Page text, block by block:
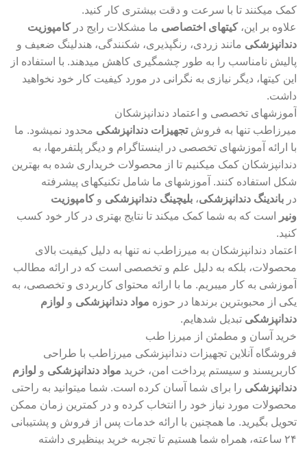
کمک میکنند تا با سرعت و دقت بیشتری کار کنید.
علاوه بر این،کیتهای اختصاصی ما مشکلات رایج درکامپوزیت
دندانپزشکی مانند زردی، رنگپذیری، شکنندگی، هندلینگ ضعیف و
پالیش نامناسب را به طور چشمگیری کاهش میدهند. با استفاده از
این کیتها، دیگر نیازی به نگرانی در مورد کیفیت کار خود نخواهید
داشت.
آموزشهای تخصصی و اعتماد دندانپزشکان
میرزاطب تنها به فروشتجهیزات دندانپزشکی محدود نمیشود. ما
با ارائه آموزشهای تخصصی در اینستاگرام و دیگر پلتفرمها، به
دندانپزشکان کمک میکنیم تا از محصولات خریداری شده به بهترین
شکل استفاده کنند. آموزشهای ما شامل تکنیکهای پیشرفته
در باندینگ دندانپزشکی، بلیچینگ دندانپزشکی وکامپوزیت
ونیر
است که به شما کمک میکند تا نتایج بهتری در کار خود کسب
کنید.
اعتماد دندانپزشکان به میرزاطب نه تنها به دلیل کیفیت بالای
محصولات، بلکه به دلیل علم و تخصصی است که در ارائه مطالب
آموزشی به کار میبریم. ما با ارائه محتوای کاربردی و تخصصی، به
یکی از محبوبترین برندها در حوزه مواد دندانپزشکی و لوازم
دندانپزشکی تبدیل شدهایم.
خرید آسان و مطمئن از میرزا طب
فروشگاه آنلاین تجهیزات دندانپزشکی میرزاطب با طراحی
کاربرپسند و سیستم پرداخت امن، خرید مواد دندانپزشکی و لوازم
دندانپزشکی را برای شما آسان کرده است. شما میتوانید به راحتی
محصولات مورد نیاز خود را انتخاب کرده و در کمترین زمان ممکن
تحویل بگیرید. ما همچنین با ارائه خدمات پس از فروش و پشتیبانی
۲۴ ساعته، همراه شما هستیم تا تجربه خرید بینظیری داشته